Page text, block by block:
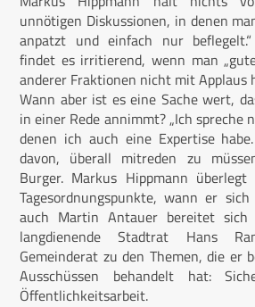
unnötigen Diskussionen, in denen
anpatzt und einfach nur
findet es irritierend, wenn man
anderer Fraktionen nicht mit Applaus
Wann aber ist es eine Sache wert,
in einer Rede annimmt? „Ich spreche
denen ich auch eine Expertise
davon, überall mitreden zu
Burger. Markus Hippmann
Tagesordnungspunkte, wann er
auch Martin Antauer bereitet
langdienende Stadtrat Hans
Gemeinderat zu den Themen, die er
Ausschüssen behandelt hat:
Öffentlichkeitsarbeit.